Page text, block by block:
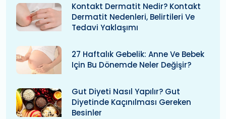
Kontakt Dermatit Nedir? Kontakt
Dermatit Nedenleri, Belirtileri Ve
Tedavi Yaklaşımı
27 Haftalık Gebelik: Anne Ve Bebek
Için Bu Dönemde Neler Değişir?
Gut Diyeti Nasıl Yapılır? Gut
Diyetinde Kaçınılması Gereken
Besinler